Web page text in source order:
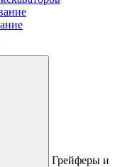
Грейферы и